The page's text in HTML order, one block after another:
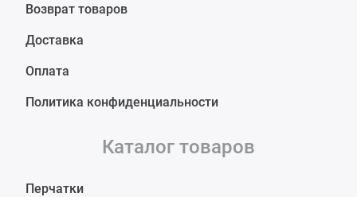
Возврат товаров
Доставка
Оплата
Политика конфиденциальности
Каталог товаров
Перчатки